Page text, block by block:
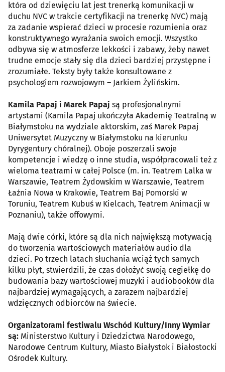
która od dziewięciu lat jest trenerką komunikacji w
duchu NVC w trakcie certyfikacji na trenerkę NVC) mają
za zadanie wspierać dzieci w procesie rozumienia oraz
konstruktywnego wyrażania swoich emocji. Wszystko
odbywa się w atmosferze lekkości i zabawy, żeby nawet
trudne emocje stały się dla dzieci bardziej przystępne i
zrozumiałe. Teksty były także konsultowane z
psychologiem rozwojowym – Jarkiem Żylińskim.
Kamila Papaj i Marek Papaj są profesjonalnymi
artystami (Kamila Papaj ukończyła Akademię Teatralną w
Białymstoku na wydziale aktorskim, zaś Marek Papaj
Uniwersytet Muzyczny w Białymstoku na kierunku
Dyrygentury chóralnej). Oboje poszerzali swoje
kompetencje i wiedzę o inne studia, współpracowali też z
wieloma teatrami w całej Polsce (m. in. Teatrem Lalka w
Warszawie, Teatrem Żydowskim w Warszawie, Teatrem
Łaźnia Nowa w Krakowie, Teatrem Baj Pomorski w
Toruniu, Teatrem Kubuś w Kielcach, Teatrem Animacji w
Poznaniu), także offowymi.
Mają dwie córki, które są dla nich największą motywacją
do tworzenia wartościowych materiałów audio dla
dzieci. Po trzech latach słuchania wciąż tych samych
kilku płyt, stwierdzili, że czas dołożyć swoją cegiełkę do
budowania bazy wartościowej muzyki i audiobooków dla
najbardziej wymagających, a zarazem najbardziej
wdzięcznych odbiorców na świecie.
Organizatorami festiwalu Wschód Kultury/Inny Wymiar
są: Ministerstwo Kultury i Dziedzictwa Narodowego,
Narodowe Centrum Kultury, Miasto Białystok i Białostocki
Ośrodek Kultury.